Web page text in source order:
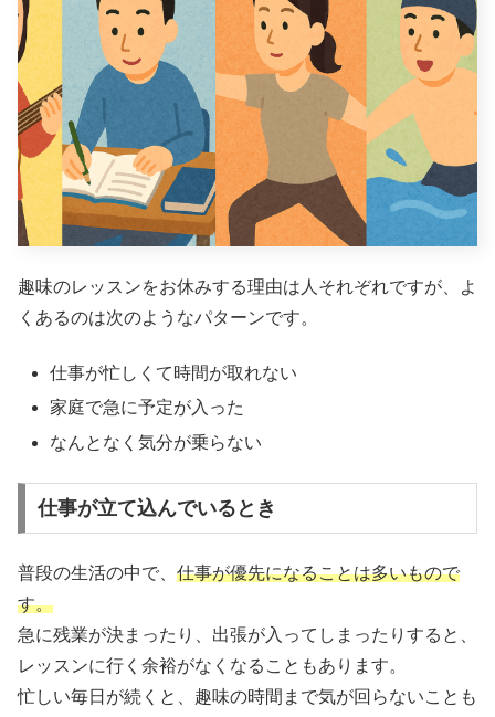
趣味のレッスンをお休みする理由は人それぞれですが、よ
くあるのは次のようなパターンです。
仕事が忙しくて時間が取れない
家庭で急に予定が入った
なんとなく気分が乗らない
仕事が立て込んでいるとき
普段の生活の中で、 仕事が優先になることは多いもので
す。
急に残業が決まったり、出張が入ってしまったりすると、
レッスンに行く余裕がなくなることもあります。
忙しい毎日が続くと、趣味の時間まで気が回らないことも